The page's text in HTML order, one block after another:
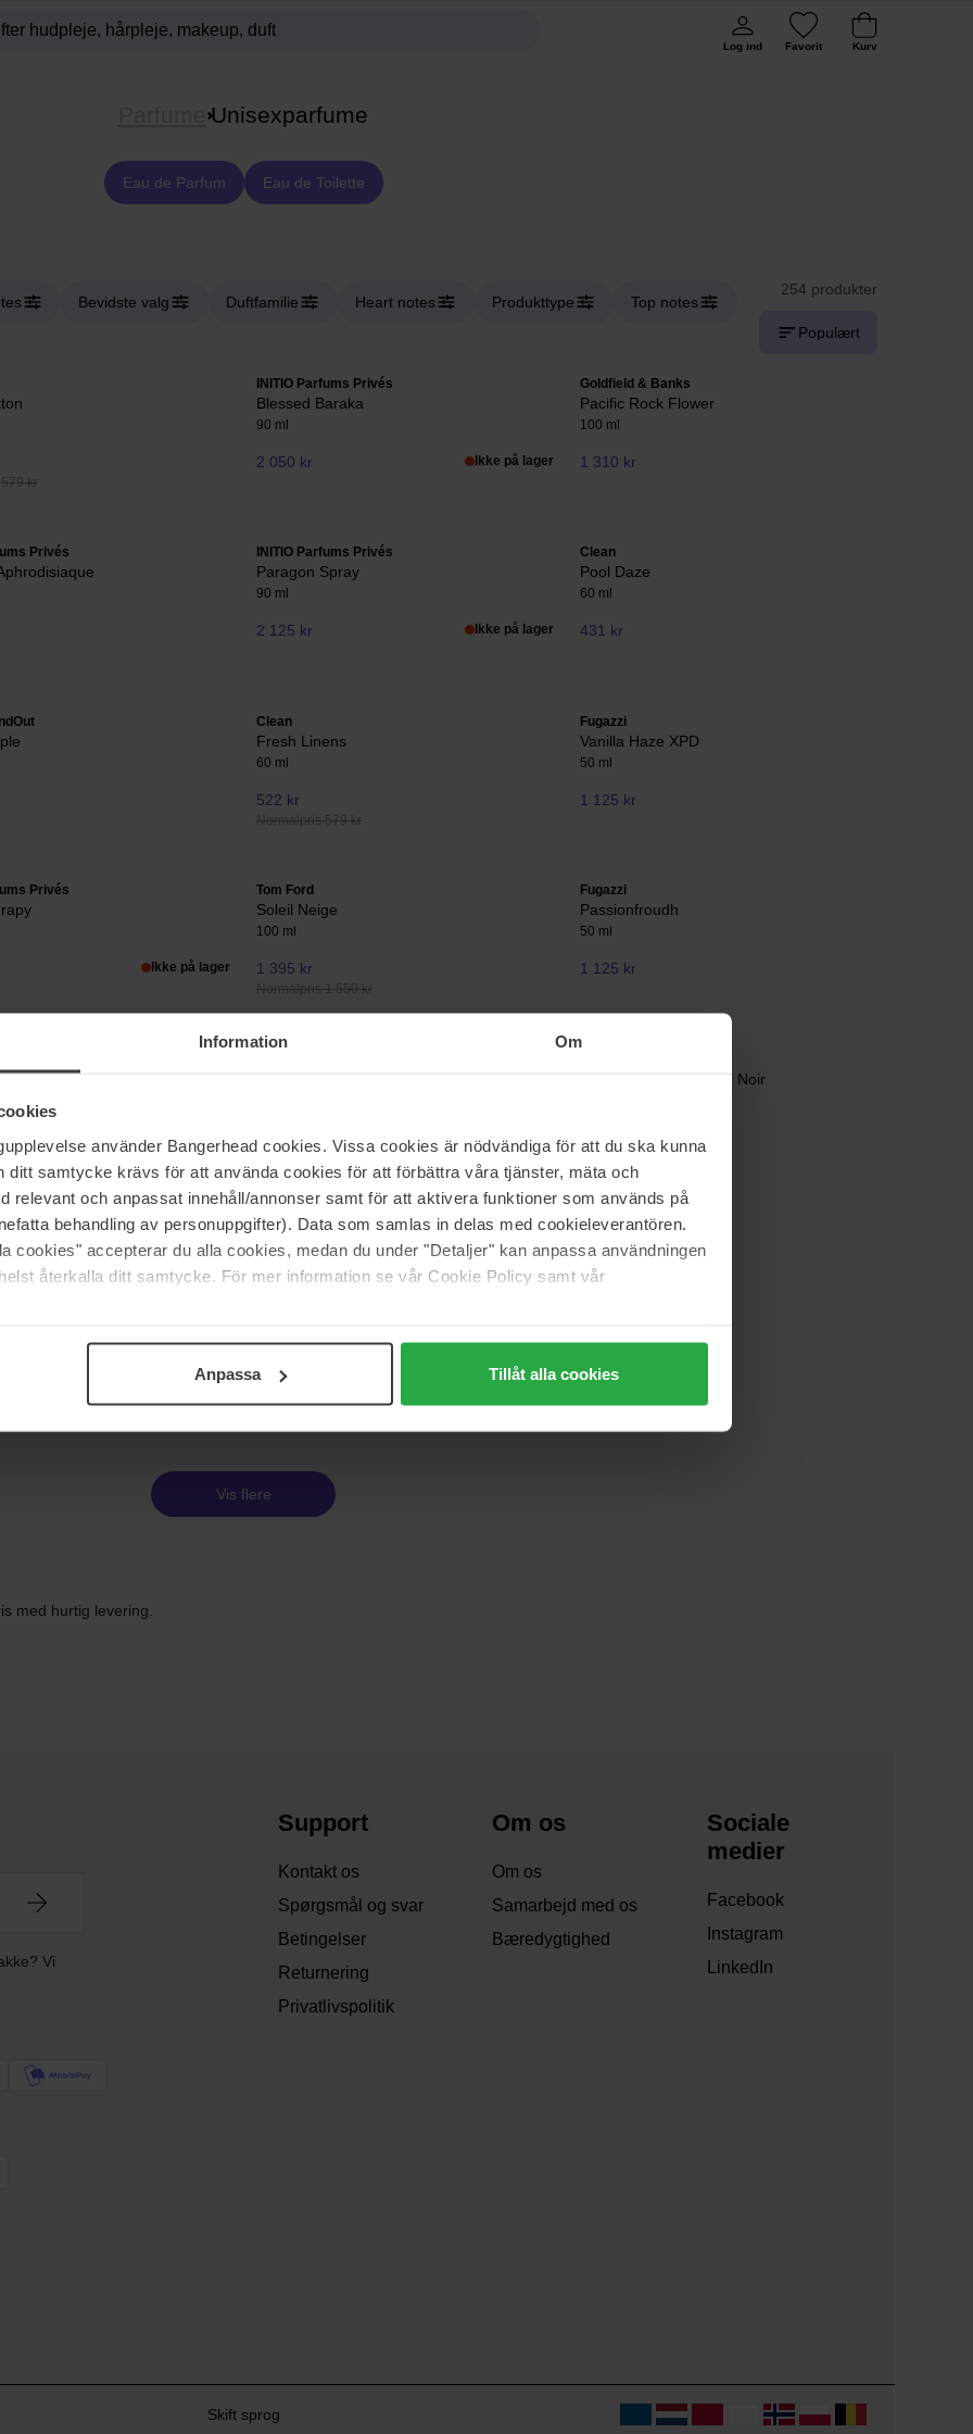
Information Om
använder Bangerhead cookies. Vissa cookies är nödvändiga för att du ska kunna
ditt samtycke krävs för att använda cookies för att förbättra våra tjänster, mäta och
relevant och anpassat innehåll/annonser samt för att aktivera funktioner som används på
behandling av personuppgifter). Data som samlas in delas med cookieleverantören.
cookies" accepterar du alla cookies, medan du under "Detaljer" kan anpassa användningen
återkalla ditt samtycke. För mer information se vår Cookie Policy samt vår
Anpassa Tillåt alla cookies
Log ind Favorit Kurv
Unisexparfume
Eau de Parfum Eau de Toilette
Bevidste valg Duftfamilie Heart notes Produkttype Top notes
254 produkter
Populært
kr
INITIO Parfums Privés
Blessed Baraka
90 ml
2 050 kr Ikke på lager
Goldfield & Banks
Pacific Rock Flower
100 ml
1 310 kr
Privés INITIO Parfums Privés
Paragon Spray
90 ml
2 125 kr Ikke på lager
Clean
Pool Daze
60 ml
431 kr
Clean
Fresh Linens
60 ml
522 kr
Normalpris 579 kr
Fugazzi
Vanilla Haze XPD
50 ml
1 125 kr
Privés
Ikke på lager
Tom Ford
Soleil Neige
100 ml
1 395 kr
Normalpris 1 550 kr
Fugazzi
Passionfroudh
50 ml
1 125 kr
090.09
kr
1 865 kr
Reserve H2EAU Musk Noir
569 kr
INITIO Parfums Privés
Can't Get Enough
90 ml
INITIO Parfums Privés
High Frequency
90 ml
Side 1 af 11 Næste
Vis flere
med hurtig levering.
Vi
Support
Kontakt os
Spørgsmål og svar
Betingelser
Returnering
Privatlivspolitik
Om os
Om os
Samarbejd med os
Bæredygtighed
Sociale
medier
Facebook
Instagram
LinkedIn
Skift sprog